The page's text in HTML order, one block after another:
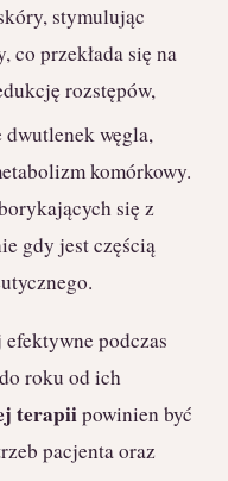
stymulując
co przekłada się na
rozstępów,
węgla,
komórkowy.
się z
gdy jest częścią
podczas
roku od ich
terapiipowinien być
pacjenta oraz